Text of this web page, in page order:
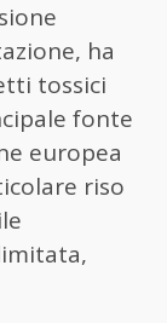
ha
tossici
fonte
europea
riso